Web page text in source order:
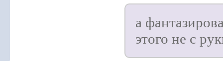
а
этого не с